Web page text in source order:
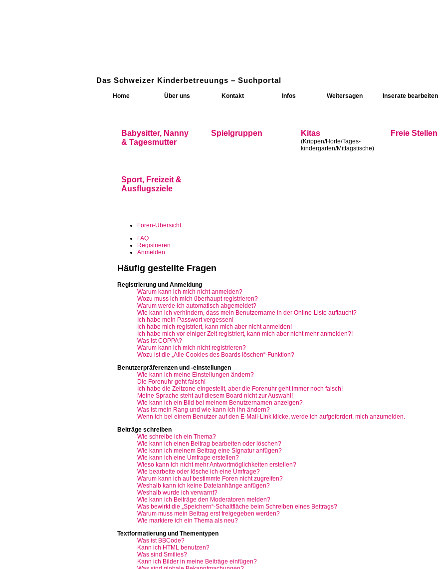
Das Schweizer Kinderbetreuungs – Suchportal
Home Über uns Kontakt Infos Weitersagen Inserate bearbeiten
Babysitter, Nanny
& Tagesmutter
Spielgruppen Kitas
(Krippen/Horte/Tages-
kindergarten/Mittagstische)
Freie Stellen
Sport, Freizeit &
Ausflugsziele
Foren-Übersicht
FAQ
Registrieren
Anmelden
Häufig gestellte Fragen
Registrierung und Anmeldung
Warum kann ich mich nicht anmelden?
Wozu muss ich mich überhaupt registrieren?
Warum werde ich automatisch abgemeldet?
Wie kann ich verhindern, dass mein Benutzername in der Online-Liste auftaucht?
Ich habe mein Passwort vergessen!
Ich habe mich registriert, kann mich aber nicht anmelden!
Ich habe mich vor einiger Zeit registriert, kann mich aber nicht mehr anmelden?!
Was ist COPPA?
Warum kann ich mich nicht registrieren?
Wozu ist die „Alle Cookies des Boards löschen“-Funktion?
Benutzerpräferenzen und -einstellungen
Wie kann ich meine Einstellungen ändern?
Die Forenuhr geht falsch!
Ich habe die Zeitzone eingestellt, aber die Forenuhr geht immer noch falsch!
Meine Sprache steht auf diesem Board nicht zur Auswahl!
Wie kann ich ein Bild bei meinem Benutzernamen anzeigen?
Was ist mein Rang und wie kann ich ihn ändern?
Wenn ich bei einem Benutzer auf den E-Mail-Link klicke, werde ich aufgefordert, mich anzumelden.
Beiträge schreiben
Wie schreibe ich ein Thema?
Wie kann ich einen Beitrag bearbeiten oder löschen?
Wie kann ich meinem Beitrag eine Signatur anfügen?
Wie kann ich eine Umfrage erstellen?
Wieso kann ich nicht mehr Antwortmöglichkeiten erstellen?
Wie bearbeite oder lösche ich eine Umfrage?
Warum kann ich auf bestimmte Foren nicht zugreifen?
Weshalb kann ich keine Dateianhänge anfügen?
Weshalb wurde ich verwarnt?
Wie kann ich Beiträge den Moderatoren melden?
Was bewirkt die „Speichern“-Schaltfläche beim Schreiben eines Beitrags?
Warum muss mein Beitrag erst freigegeben werden?
Wie markiere ich ein Thema als neu?
Textformatierung und Thementypen
Was ist BBCode?
Kann ich HTML benutzen?
Was sind Smilies?
Kann ich Bilder in meine Beiträge einfügen?